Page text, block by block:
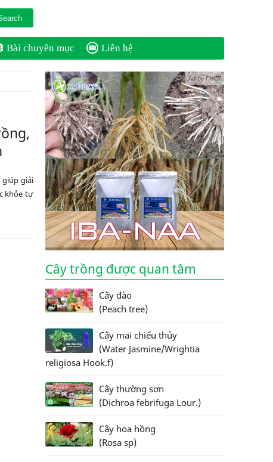
Bài chuyên mục Liên hệ
giúp giải
khỏe tự
Ad by CNCT
Cây trồng được quan tâm
Cây đào
(Peach tree)
Cây mai chiếu thủy
(Water Jasmine/Wrightia
religiosa Hook.f)
Cây thường sơn
(Dichroa febrifuga Lour.)
Cây hoa hồng
(Rosa sp)